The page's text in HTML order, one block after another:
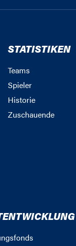
STATISTIKEN
Teams
Spieler
Historie
Zuschauende